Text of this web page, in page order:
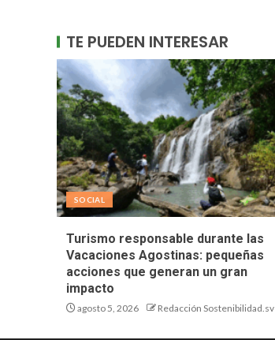
TE PUEDEN INTERESAR
SOCIAL
Turismo responsable durante las
Vacaciones Agostinas: pequeñas
acciones que generan un gran
impacto
agosto 5, 2026 Redacción Sostenibilidad.sv